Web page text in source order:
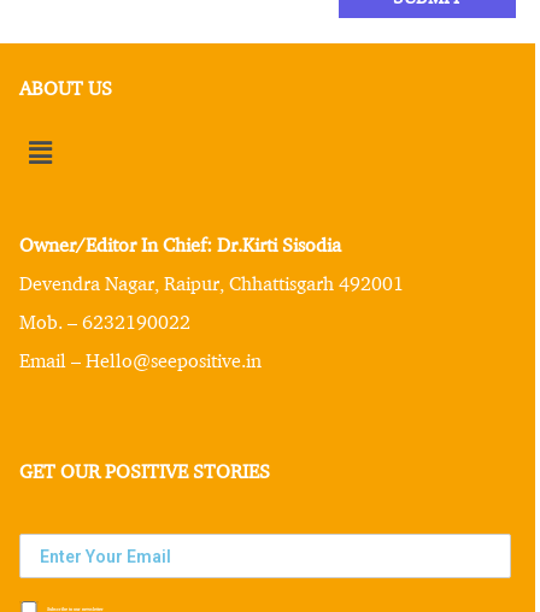
ABOUT US
Owner/Editor In Chief: Dr.Kirti Sisodia
Devendra Nagar, Raipur, Chhattisgarh 492001
Mob. – 6232190022
Email – Hello@seepositive.in
GET OUR POSITIVE STORIES
Subscribe to our newsletter